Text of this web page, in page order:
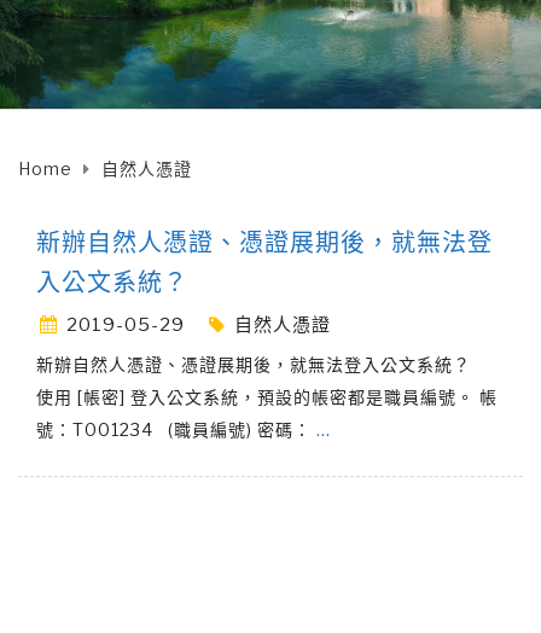
Home 自然人憑證
新辦自然人憑證、憑證展期後，就無法登
入公文系統？
2019-05-29 自然人憑證
新辦自然人憑證、憑證展期後，就無法登入公文系統？
使用 [帳密] 登入公文系統，預設的帳密都是職員編號。 帳
號：T001234 (職員編號) 密碼： …